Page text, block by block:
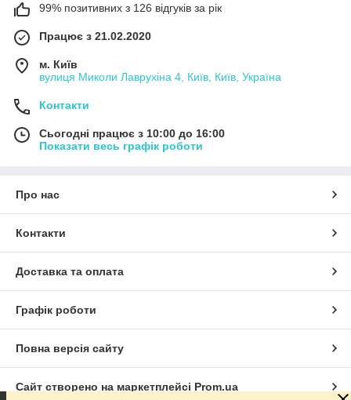
99% позитивних з 126 відгуків за рік
Працює з 21.02.2020
м. Київ
вулиця Миколи Лаврухіна 4, Київ, Київ, Україна
Контакти
Сьогодні працює з 10:00 до 16:00
Показати весь графік роботи
Про нас
Контакти
Доставка та оплата
Графік роботи
Повна версія сайту
Сайт створено на маркетплейсі Prom.ua